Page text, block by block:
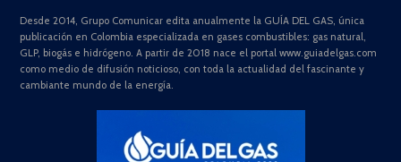
Desde 2014, Grupo Comunicar edita anualmente la GUÍA DEL GAS, única
publicación en Colombia especializada en gases combustibles: gas natural,
GLP, biogás e hidrógeno. A partir de 2018 nace el portal www.guiadelgas.com
como medio de difusión noticioso, con toda la actualidad del fascinante y
cambiante mundo de la energía.